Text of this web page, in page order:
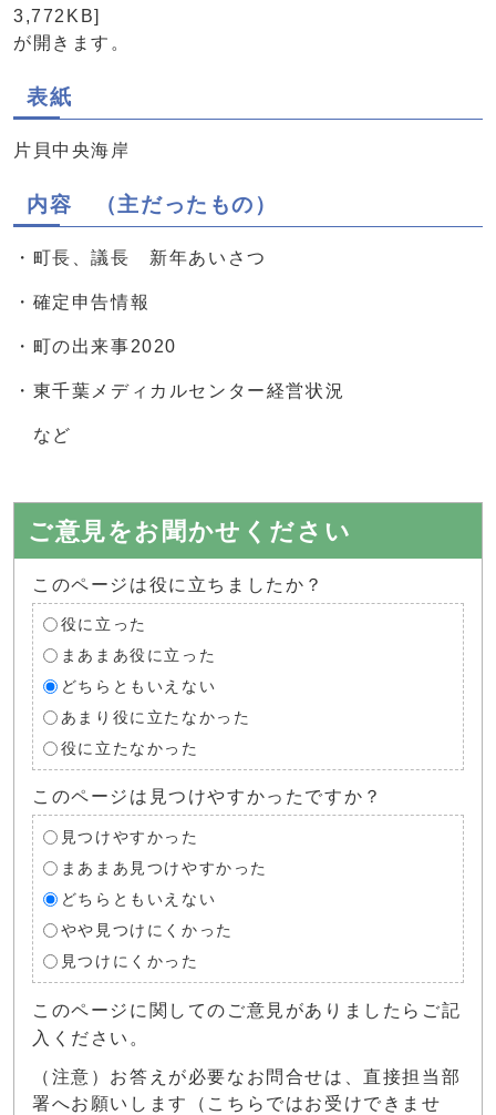
3,772KB]
が開きます。
表紙
片貝中央海岸
内容 （主だったもの）
・町長、議長 新年あいさつ
・確定申告情報
・町の出来事2020
・東千葉メディカルセンター経営状況
など
ご意見をお聞かせください
このページは役に立ちましたか？
役に立った
まあまあ役に立った
どちらともいえない
あまり役に立たなかった
役に立たなかった
このページは見つけやすかったですか？
見つけやすかった
まあまあ見つけやすかった
どちらともいえない
やや見つけにくかった
見つけにくかった
このページに関してのご意見がありましたらご記
入ください。
（注意）お答えが必要なお問合せは、直接担当部
署へお願いします（こちらではお受けできませ